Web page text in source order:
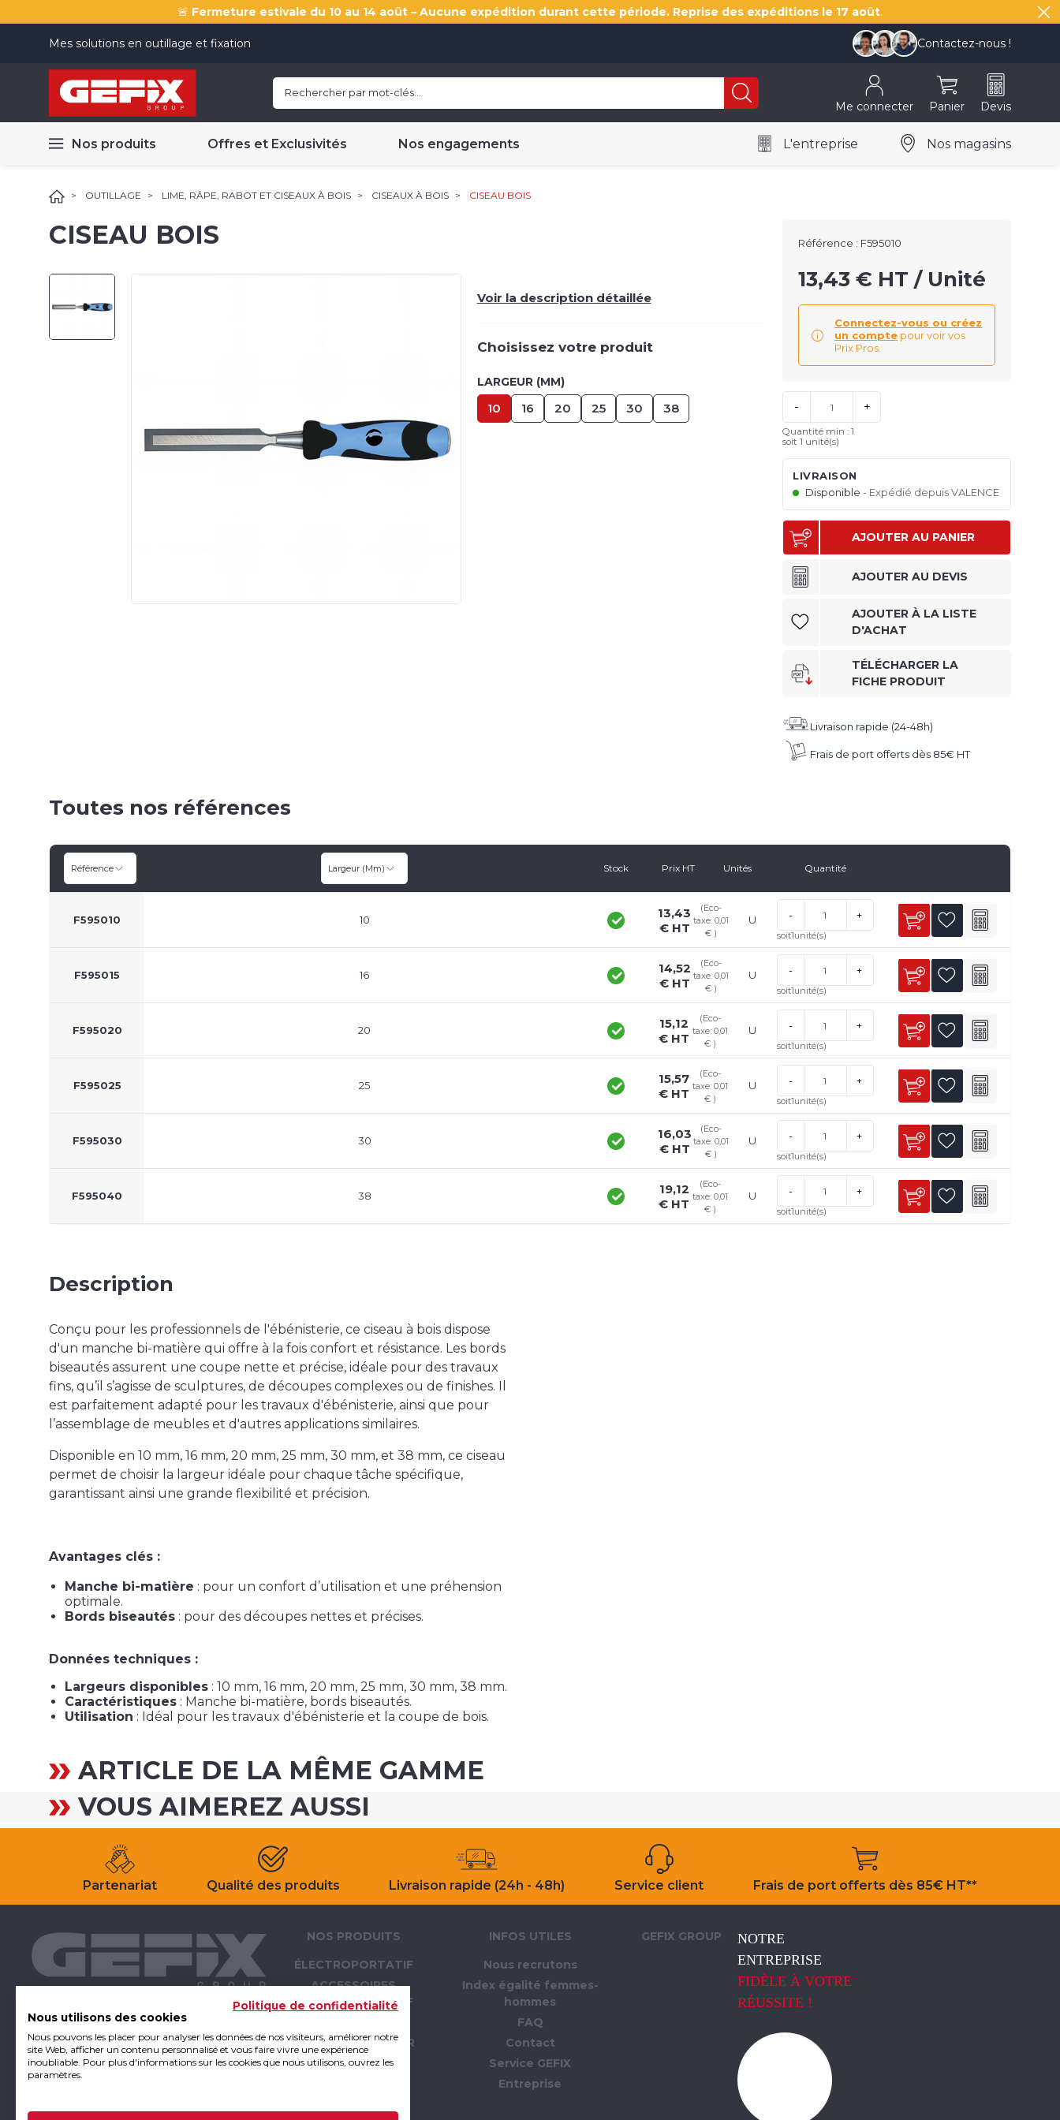
🚨 Fermeture estivale du 10 au 14 août – Aucune expédition durant cette période. Reprise des expéditions le 17 août.
Mes solutions en outillage et fixation Contactez-nous !
Me connecter Panier Devis
Nos produits Offres et Exclusivités Nos engagements L'entreprise Nos magasins
OUTILLAGE LIME, RÂPE, RABOT ET CISEAUX À BOIS CISEAUX À BOIS CISEAU BOIS
CISEAU BOIS
Voir la description détaillée
Choisissez votre produit
LARGEUR (MM)
10 16 20 25 30 38
Référence : F595010
13,43 € HT / Unité
Connectez-vous ou créez
un compte pour voir vos
Prix Pros.
- +
Quantité min : 1
soit 1 unité(s)
LIVRAISON
Disponible
Expédié depuis VALENCE
AJOUTER AU PANIER
AJOUTER AU DEVIS
AJOUTER À LA LISTE
D'ACHAT
TÉLÉCHARGER LA
FICHE PRODUIT
Livraison rapide (24-48h)
Frais de port offerts dès 85€ HT
Toutes nos références
Référence Largeur (mm) Stock Prix HT Unités Quantité
F595010 10
13,43
€ HT
(Eco-
taxe: 0,01
€ )
U - +
soit1unité(s)
F595015 16
14,52
€ HT
(Eco-
taxe: 0,01
€ )
U - +
soit1unité(s)
F595020 20
15,12
€ HT
(Eco-
taxe: 0,01
€ )
U - +
soit1unité(s)
F595025 25
15,57
€ HT
(Eco-
taxe: 0,01
€ )
U - +
soit1unité(s)
F595030 30
16,03
€ HT
(Eco-
taxe: 0,01
€ )
U - +
soit1unité(s)
F595040 38
19,12
€ HT
(Eco-
taxe: 0,01
€ )
U - +
soit1unité(s)
Description
Conçu pour les professionnels de l'ébénisterie, ce ciseau à bois dispose
d'un manche bi-matière qui offre à la fois confort et résistance. Les bords
biseautés assurent une coupe nette et précise, idéale pour des travaux
fins, qu’il s’agisse de sculptures, de découpes complexes ou de finishes. Il
est parfaitement adapté pour les travaux d'ébénisterie, ainsi que pour
l’assemblage de meubles et d'autres applications similaires.
Disponible en 10 mm, 16 mm, 20 mm, 25 mm, 30 mm, et 38 mm, ce ciseau
permet de choisir la largeur idéale pour chaque tâche spécifique,
garantissant ainsi une grande flexibilité et précision.
Avantages clés :
Manche bi-matière : pour un confort d’utilisation et une préhension
optimale.
Bords biseautés : pour des découpes nettes et précises.
Données techniques :
Largeurs disponibles : 10 mm, 16 mm, 20 mm, 25 mm, 30 mm, 38 mm.
Caractéristiques : Manche bi-matière, bords biseautés.
Utilisation : Idéal pour les travaux d'ébénisterie et la coupe de bois.
ARTICLE DE LA MÊME GAMME
VOUS AIMEREZ AUSSI
Partenariat Qualité des produits Livraison rapide (24h - 48h) Service client Frais de port offerts dès 85€ HT**
NOS PRODUITS
ÉLECTROPORTATIF
ACCESSOIRES
ÉLECTROPORTATIF
ATELIER - CHANTIER
EPI
INFOS UTILES
Nous recrutons
Index égalité femmes-
hommes
FAQ
Contact
Service GEFIX
Entreprise
GEFIX GROUP
NOTRE
ENTREPRISE
FIDÈLE À VOTRE
RÉUSSITE !
Politique de confidentialité
Nous utilisons des cookies
Nous pouvons les placer pour analyser les données de nos visiteurs, améliorer notre
site Web, afficher un contenu personnalisé et vous faire vivre une expérience
inoubliable. Pour plus d'informations sur les cookies que nous utilisons, ouvrez les
paramètres.